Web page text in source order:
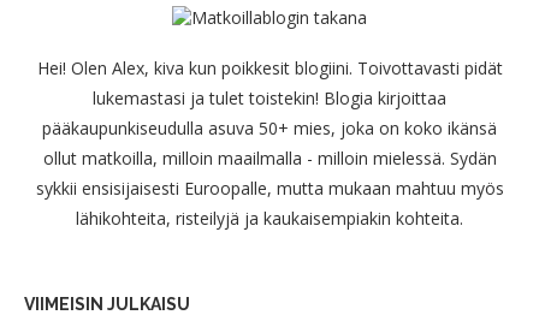
Hei! Olen Alex, kiva kun poikkesit blogiini. Toivottavasti pidät
lukemastasi ja tulet toistekin! Blogia kirjoittaa
pääkaupunkiseudulla asuva 50+ mies, joka on koko ikänsä
ollut matkoilla, milloin maailmalla - milloin mielessä. Sydän
sykkii ensisijaisesti Euroopalle, mutta mukaan mahtuu myös
lähikohteita, risteilyjä ja kaukaisempiakin kohteita.
VIIMEISIN JULKAISU